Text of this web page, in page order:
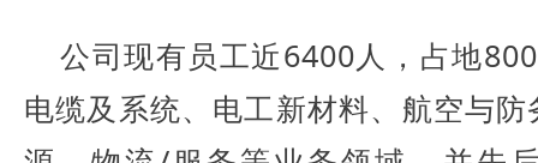
公司现有员工近6400人，占地
电缆及系统、电工新材料、航空与